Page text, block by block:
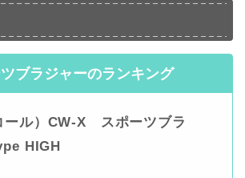
ブラジャーのランキング
ル）CW-X スポーツブラ
HIGH